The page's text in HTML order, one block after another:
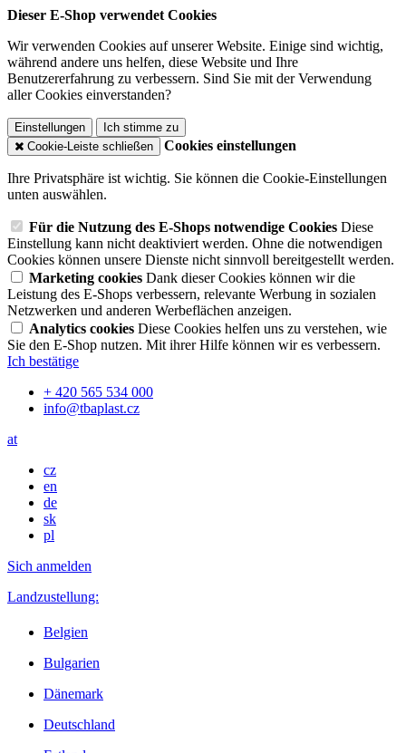
Dieser E-Shop verwendet Cookies
Wir verwenden Cookies auf unserer Website. Einige sind wichtig,
während andere uns helfen, diese Website und Ihre
Benutzererfahrung zu verbessern. Sind Sie mit der Verwendung
aller Cookies einverstanden?
Einstellungen
Ich stimme zu
Cookie-Leiste schließen
Cookies einstellungen
Ihre Privatsphäre ist wichtig. Sie können die Cookie-Einstellungen
unten auswählen.
Für die Nutzung des E-Shops notwendige Cookies Diese
Einstellung kann nicht deaktiviert werden. Ohne die notwendigen
Cookies können unsere Dienste nicht sinnvoll bereitgestellt werden.
Marketing cookies Dank dieser Cookies können wir die
Leistung des E-Shops verbessern, relevante Werbung in sozialen
Netzwerken und anderen Werbeflächen anzeigen.
Analytics cookies Diese Cookies helfen uns zu verstehen, wie
Sie den E-Shop nutzen. Mit ihrer Hilfe können wir es verbessern.
Ich bestätige
+ 420 565 534 000
info@tbaplast.cz
at
cz
en
de
sk
pl
Sich anmelden
Landzustellung:
Belgien
Bulgarien
Dänemark
Deutschland